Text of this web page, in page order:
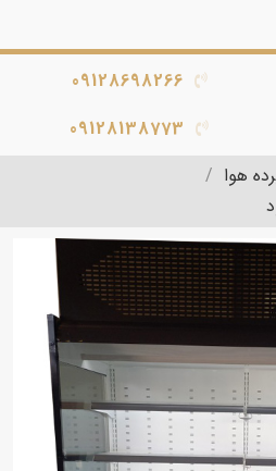
09128698266
09128138773
هوا